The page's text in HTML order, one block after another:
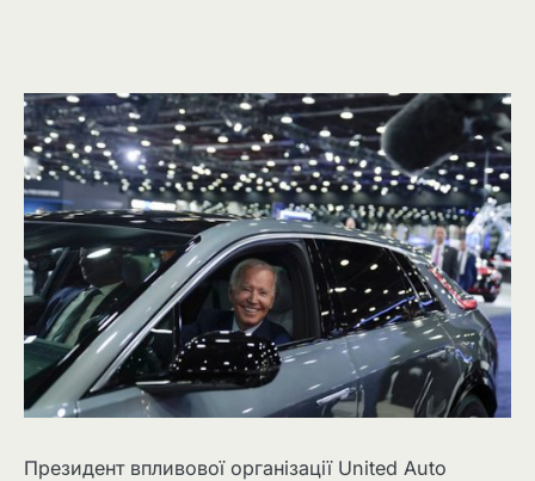
Президент впливової організації United Auto